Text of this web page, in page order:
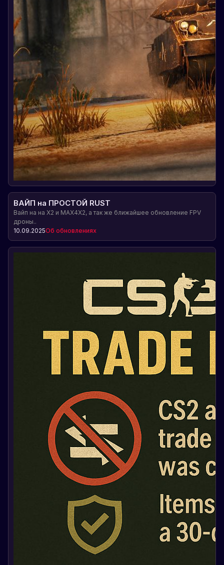
ВАЙП на ПРОСТОЙ RUST
Вайп на на X2 и MAX4X2, а так же ближайшее обновление FPV
дроны..
10.09.2025Об обновлениях